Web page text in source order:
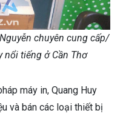
chuyên cung cấp/
nổi tiếng ở Cần Thơ
máy in, Quang Huy
và bán các loại thiết bị